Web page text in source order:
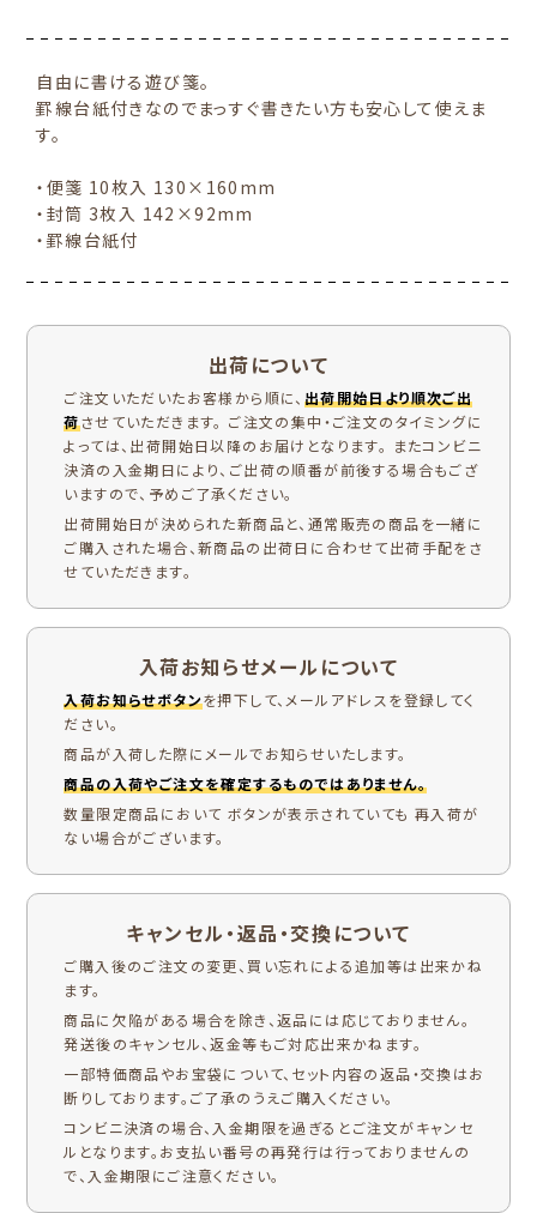
自由に書ける遊び箋。
罫線台紙付きなのでまっすぐ書きたい方も安心して使えま
す。
・便箋 10枚入 130×160mm
・封筒 3枚入 142×92mm
・罫線台紙付
出荷について
ご注文いただいたお客様から順に、 出荷開始日より順次ご出
荷させていただきます。 ご注文の集中・ご注文のタイミングに
よっては、出荷開始日以降のお届けとなります。 またコンビニ
決済の入金期日により、ご出荷の順番が前後する場合もござ
いますので、予めご了承ください。
出荷開始日が決められた新商品と、通常販売の商品を一緒に
ご購入された場合、新商品の出荷日に合わせて出荷手配をさ
せていただきます。
入荷お知らせメールについて
入荷お知らせボタンを押下して、メールアドレスを登録してく
ださい。
商品が入荷した際にメールでお知らせいたします。
商品の入荷やご注文を確定するものではありません。
数量限定商品において ボタンが表示されていても 再入荷が
ない場合がございます。
キャンセル・返品・交換について
ご購入後のご注文の変更、買い忘れによる追加等は出来かね
ます。
商品に欠陥がある場合を除き、返品には応じておりません。
発送後のキャンセル、返金等もご対応出来かねます。
一部特価商品やお宝袋について、セット内容の返品・交換はお
断りしております。ご了承のうえご購入ください。
コンビニ決済の場合、入金期限を過ぎるとご注文がキャンセ
ルとなります。お支払い番号の再発行は行っておりませんの
で、入金期限にご注意ください。